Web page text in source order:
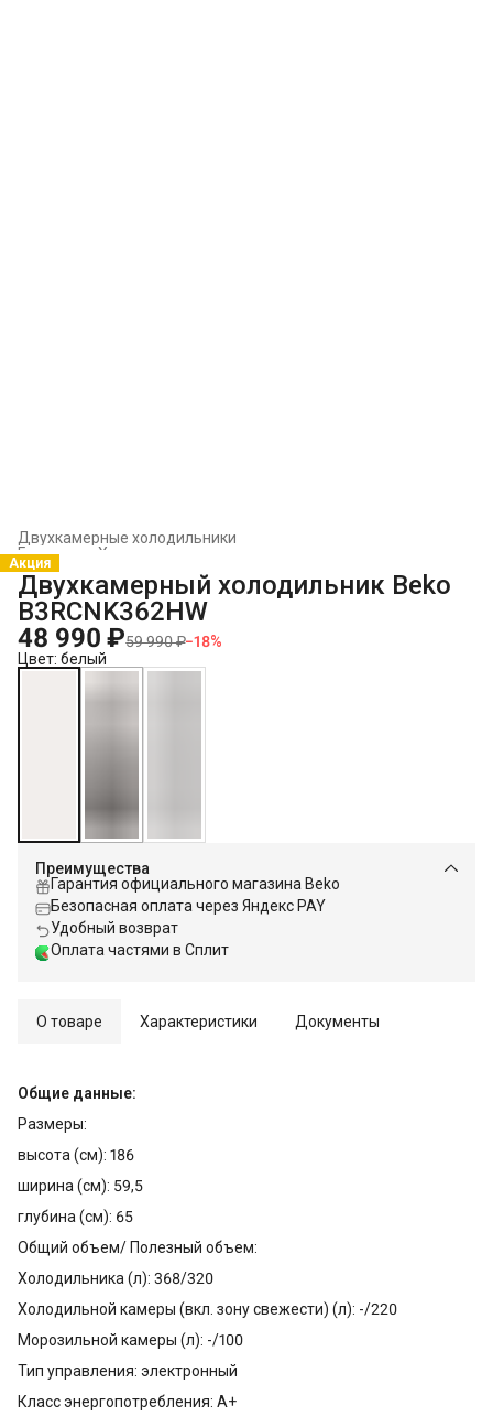
Двухкамерные холодильники
Холодильники и морозильники
Главная
Акция
Двухкамерный холодильник Beko
B3RCNK362HW
48 990 ₽59 990 ₽−18%
Цвет: белый
Преимущества
Гарантия официального магазина Beko
Безопасная оплата через Яндекс PAY
Удобный возврат
Оплата частями в Сплит
О товаре Характеристики Документы
Общие данные:
Размеры:
высота (см): 186
ширина (см): 59,5
глубина (см): 65
Общий объем/ Полезный объем:
Холодильника (л): 368/320
Холодильной камеры (вкл. зону свежести) (л): -/220
Морозильной камеры (л): -/100
Тип управления: электронный
Класс энергопотребления: A+